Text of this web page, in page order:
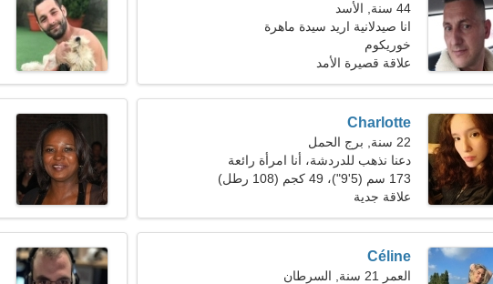
44 سنة, الأسد
انا صيدلانية اريد سيدة ماهرة
خوريكوم
علاقة قصيرة الأمد
Charlotte
22 سنة, برج الحمل
دعنا نذهب للدردشة، أنا امرأة رائعة
173 سم (5'9")، 49 كجم (108 رطل)
علاقة جدية
Céline
العمر 21 سنة, السرطان